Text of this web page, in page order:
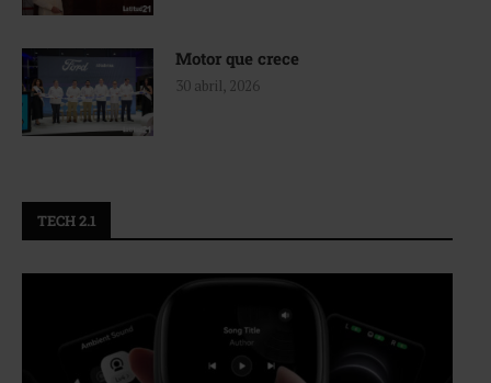
Motor que crece
30 abril, 2026
TECH 2.1